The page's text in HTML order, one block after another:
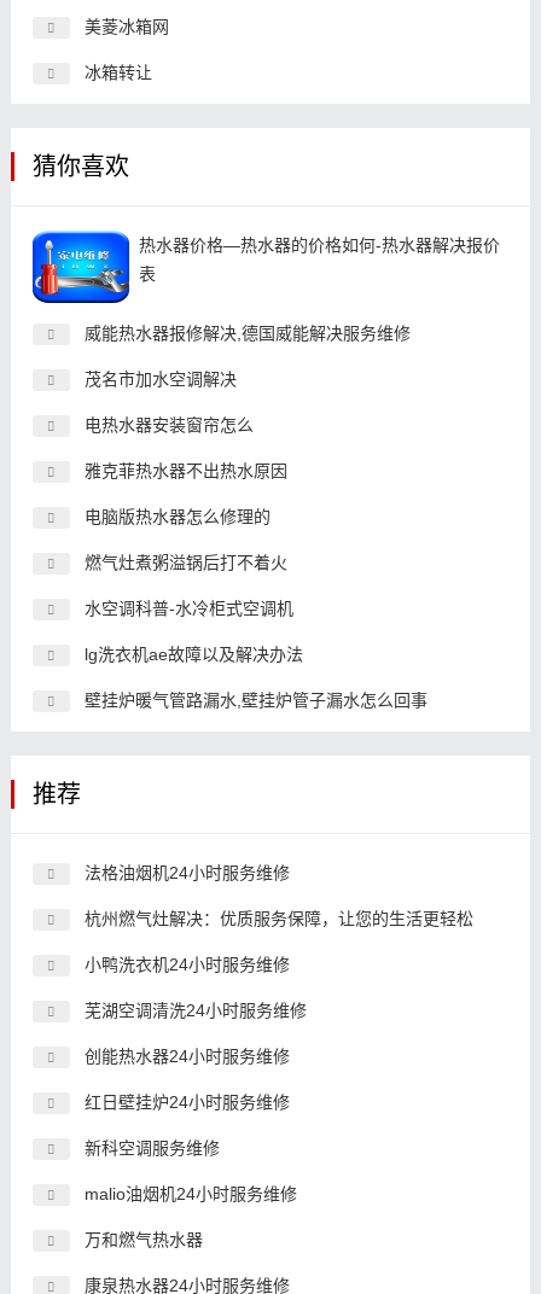
美菱冰箱网
冰箱转让
猜你喜欢
热水器价格—热水器的价格如何-热水器解决报价
表
威能热水器报修解决,德国威能解决服务维修
茂名市加水空调解决
电热水器安装窗帘怎么
雅克菲热水器不出热水原因
电脑版热水器怎么修理的
燃气灶煮粥溢锅后打不着火
水空调科普-水冷柜式空调机
lg洗衣机ae故障以及解决办法
壁挂炉暖气管路漏水,壁挂炉管子漏水怎么回事
推荐
法格油烟机24小时服务维修
杭州燃气灶解决：优质服务保障，让您的生活更轻松
小鸭洗衣机24小时服务维修
芜湖空调清洗24小时服务维修
创能热水器24小时服务维修
红日壁挂炉24小时服务维修
新科空调服务维修
malio油烟机24小时服务维修
万和燃气热水器
康泉热水器24小时服务维修